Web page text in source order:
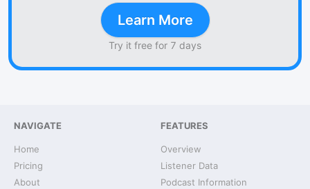
Learn More
Try it free for 7 days
NAVIGATE
Home
Pricing
About
FEATURES
Overview
Listener Data
Podcast Information